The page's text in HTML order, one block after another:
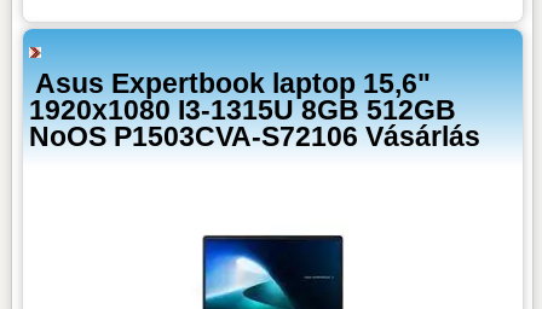
Asus Expertbook laptop 15,6"
1920x1080 I3-1315U 8GB 512GB
NoOS P1503CVA-S72106 Vásárlás